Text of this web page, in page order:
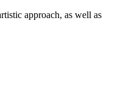
approach, as well as